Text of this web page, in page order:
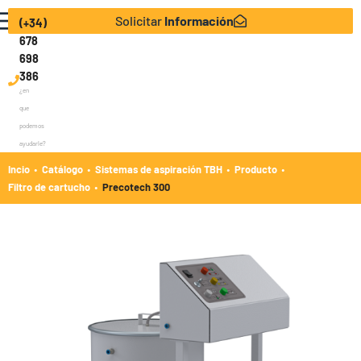
Solicitar Información
(+34)
678
698
386
¿en
que
podemos
ayudarle?
Incio · Catálogo · Sistemas de aspiración TBH · Producto ·
Filtro de cartucho · Precotech 300